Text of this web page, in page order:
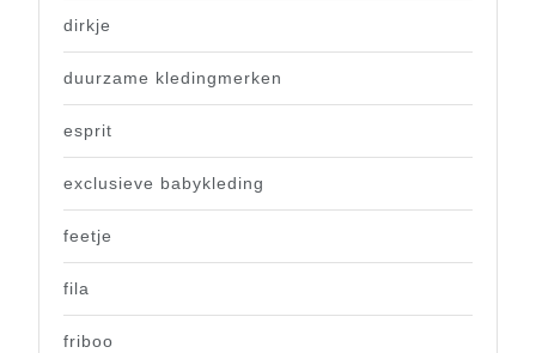
dirkje
duurzame kledingmerken
esprit
exclusieve babykleding
feetje
fila
friboo